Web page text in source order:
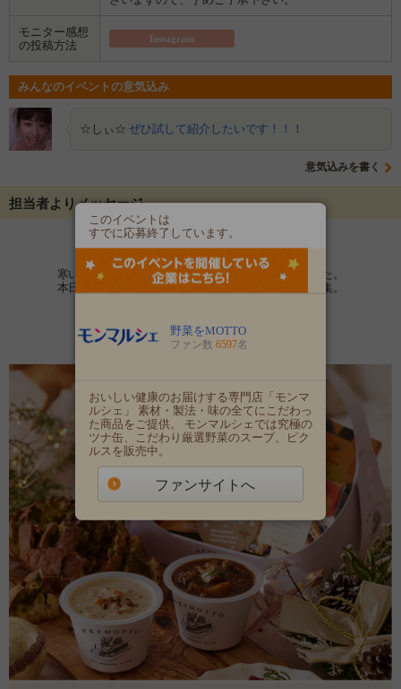
モニター感想
の投稿方法
Instagram
みんなのイベントの意気込み
☆しぃ☆ ぜひ試して紹介したいです！！！
意気込みを書く
担当者よりメッセージ
こんにちは
野菜をMOTTOです。
寒い季節に突入し、スープが恋しい季節になりました。
本日はもうすぐ来るクリスマスギフトのモニター募集。
今回は15名の募集です。
商品：野菜をMOTTO ベジもっとスープ4個 クリスマスバスケット
このイベントは
すでに応募終了しています。
野菜をMOTTO
ファン数 6597名
おいしい健康のお届けする専門店「モンマ
ルシェ」 素材・製法・味の全てにこだわっ
た商品をご提供。 モンマルシェでは究極の
ツナ缶、こだわり厳選野菜のスープ、ピク
ルスを販売中。
ファンサイトへ